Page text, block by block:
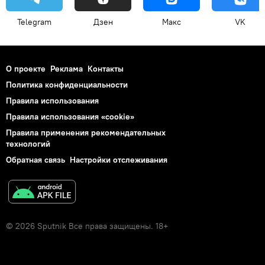
Telegram Дзен Макс VK
О проекте Реклама Контакты
Политика конфиденциальности
Правила использования
Правила использования «cookie»
Правила применения рекомендательных
технологий
Обратная связь Настройки отслеживания
© 2026 Sputnik Все права защищены. 18+